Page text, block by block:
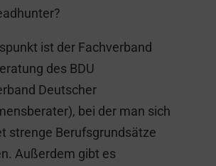
ist der Fachverband
des BDU
Deutscher
bei der man sich
strenge Berufsgrundsätze
Außerdem gibt es